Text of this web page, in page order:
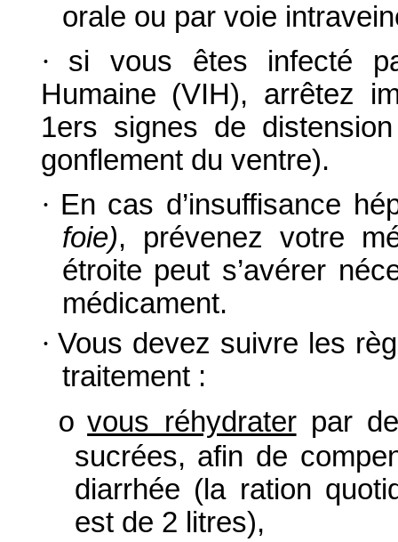
orale ou par voie
·
si vous êtes infecté
Humaine (VIH), arrêtez
1ers signes de
gonflement du ventre).
· En cas d’insuffisance
foie), prévenez votre
étroite peut s’avérer
médicament.
· Vous devez suivre les
traitement :
o vous réhydraterpar
sucrées, afin de
diarrhée (la ration
est de 2 litres),